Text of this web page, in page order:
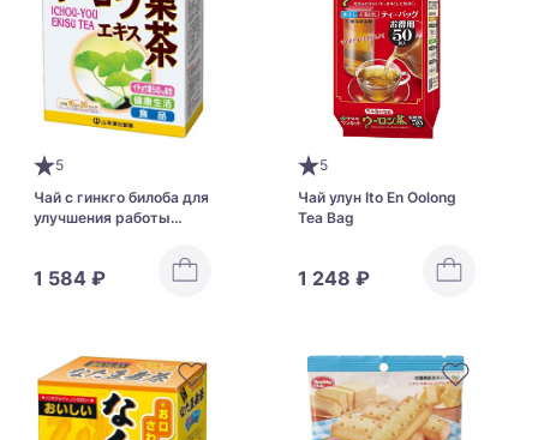
5
Чай с гинкго билоба для
улучшения работы
1 584 ₽
5
Чай улун Ito En Oolong
Tea Bag
1 248 ₽